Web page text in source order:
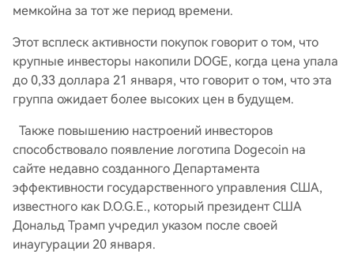
мемкойна за тот же период времени.
Этот всплеск активности покупок говорит о том, что
крупные инвесторы накопили DOGE, когда цена упала
до 0,33 доллара 21 января, что говорит о том, что эта
группа ожидает более высоких цен в будущем.
Также повышению настроений инвесторов
способствовало появление логотипа Dogecoin на
сайте недавно созданного Департамента
эффективности государственного управления США,
известного как D.O.G.E., который президент США
Дональд Трамп учредил указом после своей
инаугурации 20 января.